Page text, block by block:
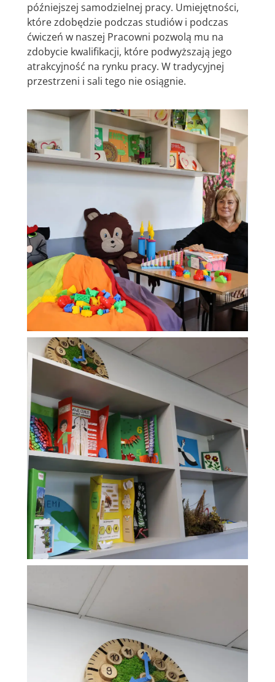
późniejszej samodzielnej pracy. Umiejętności,
które zdobędzie podczas studiów i podczas
ćwiczeń w naszej Pracowni pozwolą mu na
zdobycie kwalifikacji, które podwyższają jego
atrakcyjność na rynku pracy. W tradycyjnej
przestrzeni i sali tego nie osiągnie.